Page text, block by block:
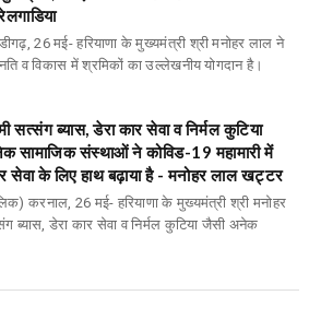
26 मई- हरियाणा के मुख्यमंत्री श्री मनोहर लाल ने
व विकास में श्रमिकों का उल्लेखनीय योगदान है।
सत्संग ब्यास, डेरा कार सेवा व निर्मल कुटिया
सामाजिक संस्थाओं ने कोविड-19 महामारी में
सेवा के लिए हाथ बढ़ाया है - मनोहर लाल खट्टर
करनाल, 26 मई- हरियाणा के मुख्यमंत्री श्री मनोहर
ब्यास, डेरा कार सेवा व निर्मल कुटिया जैसी अनेक